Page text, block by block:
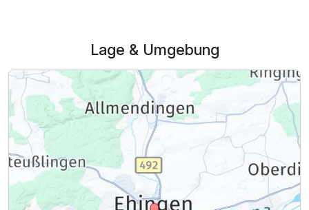
Lage & Umgebung